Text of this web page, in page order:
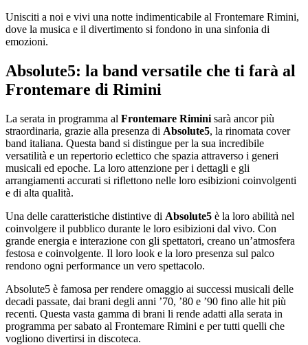
Unisciti a noi e vivi una notte indimenticabile al Frontemare Rimini,
dove la musica e il divertimento si fondono in una sinfonia di
emozioni.
Absolute5: la band versatile che ti farà al
Frontemare di Rimini
La serata in programma al Frontemare Rimini sarà ancor più
straordinaria, grazie alla presenza di Absolute5, la rinomata cover
band italiana. Questa band si distingue per la sua incredibile
versatilità e un repertorio eclettico che spazia attraverso i generi
musicali ed epoche. La loro attenzione per i dettagli e gli
arrangiamenti accurati si riflettono nelle loro esibizioni coinvolgenti
e di alta qualità.
Una delle caratteristiche distintive di Absolute5 è la loro abilità nel
coinvolgere il pubblico durante le loro esibizioni dal vivo. Con
grande energia e interazione con gli spettatori, creano un’atmosfera
festosa e coinvolgente. Il loro look e la loro presenza sul palco
rendono ogni performance un vero spettacolo.
Absolute5 è famosa per rendere omaggio ai successi musicali delle
decadi passate, dai brani degli anni ’70, ’80 e ’90 fino alle hit più
recenti. Questa vasta gamma di brani li rende adatti alla serata in
programma per sabato al Frontemare Rimini e per tutti quelli che
vogliono divertirsi in discoteca.